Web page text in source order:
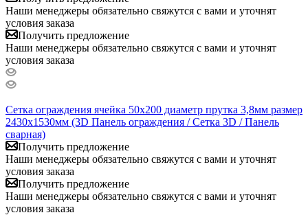
Наши менеджеры обязательно свяжутся с вами и уточнят
условия заказа
Получить предложение
Наши менеджеры обязательно свяжутся с вами и уточнят
условия заказа
Сетка ограждения ячейка 50х200 диаметр прутка 3,8мм размер
2430x1530мм (3D Панель ограждения / Сетка 3D / Панель
сварная)
Получить предложение
Наши менеджеры обязательно свяжутся с вами и уточнят
условия заказа
Получить предложение
Наши менеджеры обязательно свяжутся с вами и уточнят
условия заказа